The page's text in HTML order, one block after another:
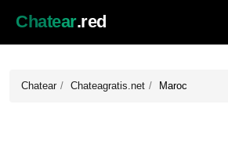
Chatear.red
Chatear Chateagratis.net Maroc